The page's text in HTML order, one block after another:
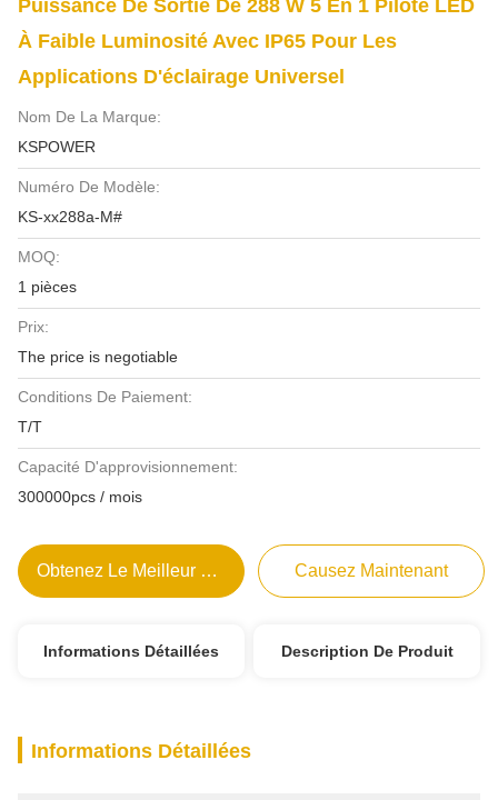
Puissance De Sortie De 288 W 5 En 1 Pilote LED
À Faible Luminosité Avec IP65 Pour Les
Applications D'éclairage Universel
Nom De La Marque:
KSPOWER
Numéro De Modèle:
KS-xx288a-M#
MOQ:
1 pièces
Prix:
The price is negotiable
Conditions De Paiement:
T/T
Capacité D'approvisionnement:
300000pcs / mois
Obtenez Le Meilleur Prix Causez Maintenant
Informations Détaillées Description De Produit
Informations Détaillées